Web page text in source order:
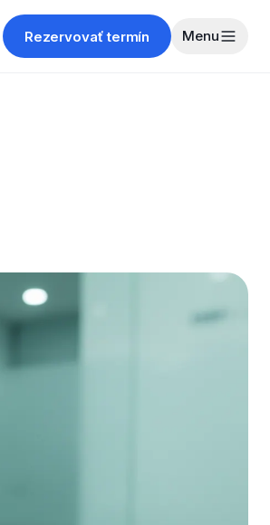
Rezervovať termín Menu